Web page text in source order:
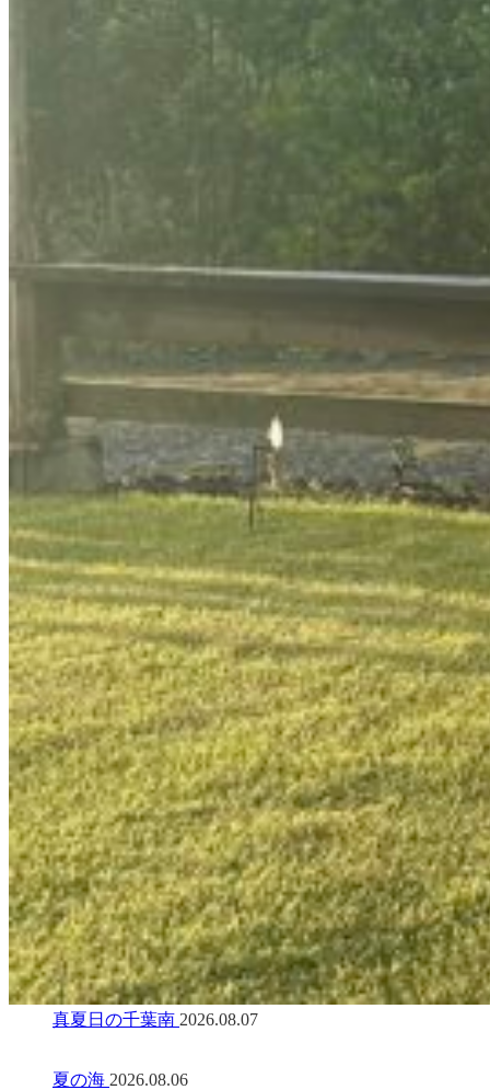
真夏日の千葉南 2026.08.07
夏の海 2026.08.06